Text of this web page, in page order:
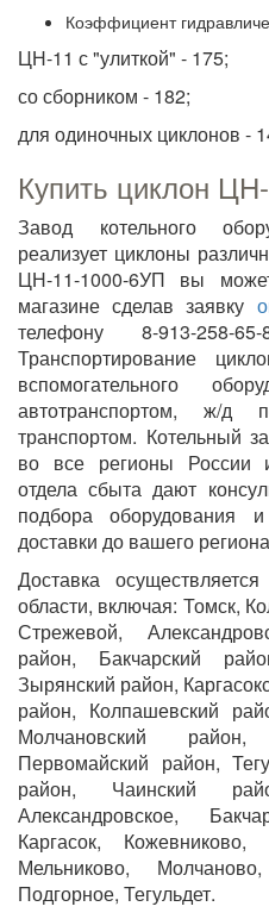
Коэффициент
ЦН-11 с "улиткой" - 175;
со сборником - 182;
для одиночных циклонов -
Купить циклон
Завод котельного
реализует циклоны
ЦН-11-1000-6УП вы
магазине сделав заявку
телефону 8-913-
Транспортирование
вспомогательного
автотранспортом, ж/д
транспортом. Котельный
во все регионы России
отдела сбыта дают
подбора оборудования
доставки до вашего
Доставка
области, включая: Томск,
Стрежевой,
район, Бакчарский
Зырянский район,
район, Колпашевский
Молчановский
Первомайский район,
район, Чаинский
Александровское,
Каргасок,
Мельниково, Молчаново,
Подгорное, Тегульдет.